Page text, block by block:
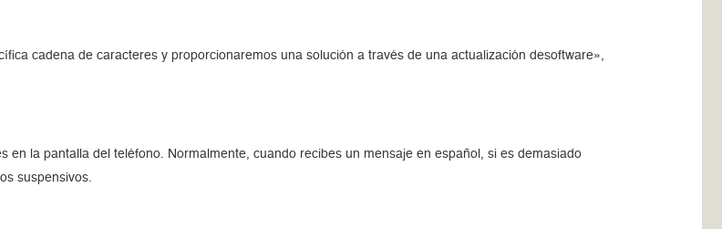
cadena de caracteres y proporcionaremos una solución a través de una actualización desoftware»,
en la pantalla del teléfono. Normalmente, cuando recibes un mensaje en español, si es demasiado
suspensivos.